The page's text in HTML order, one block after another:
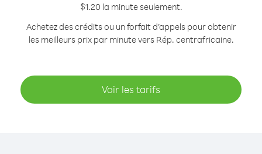
$1.20 la minute seulement.
Achetez des crédits ou un forfait d’appels pour obtenir
les meilleurs prix par minute vers Rép. centrafricaine.
Voir les tarifs